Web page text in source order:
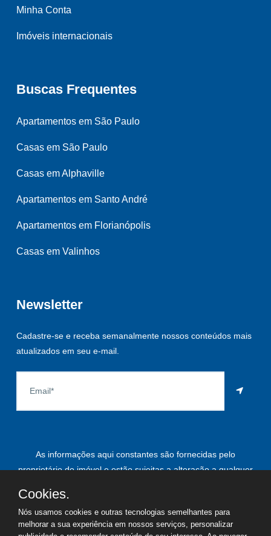
Minha Conta
Imóveis internacionais
Buscas Frequentes
Apartamentos em São Paulo
Casas em São Paulo
Casas em Alphaville
Apartamentos em Santo André
Apartamentos em Florianópolis
Casas em Valinhos
Newsletter
Cadastre-se e receba semanalmente nossos conteúdos mais
atualizados em seu e-mail.
As informações aqui constantes são fornecidas pelo
proprietário do imóvel e estão sujeitas a alteração a qualquer
Cookies.
Nós usamos cookies e outras tecnologias semelhantes para
melhorar a sua experiência em nossos serviços, personalizar